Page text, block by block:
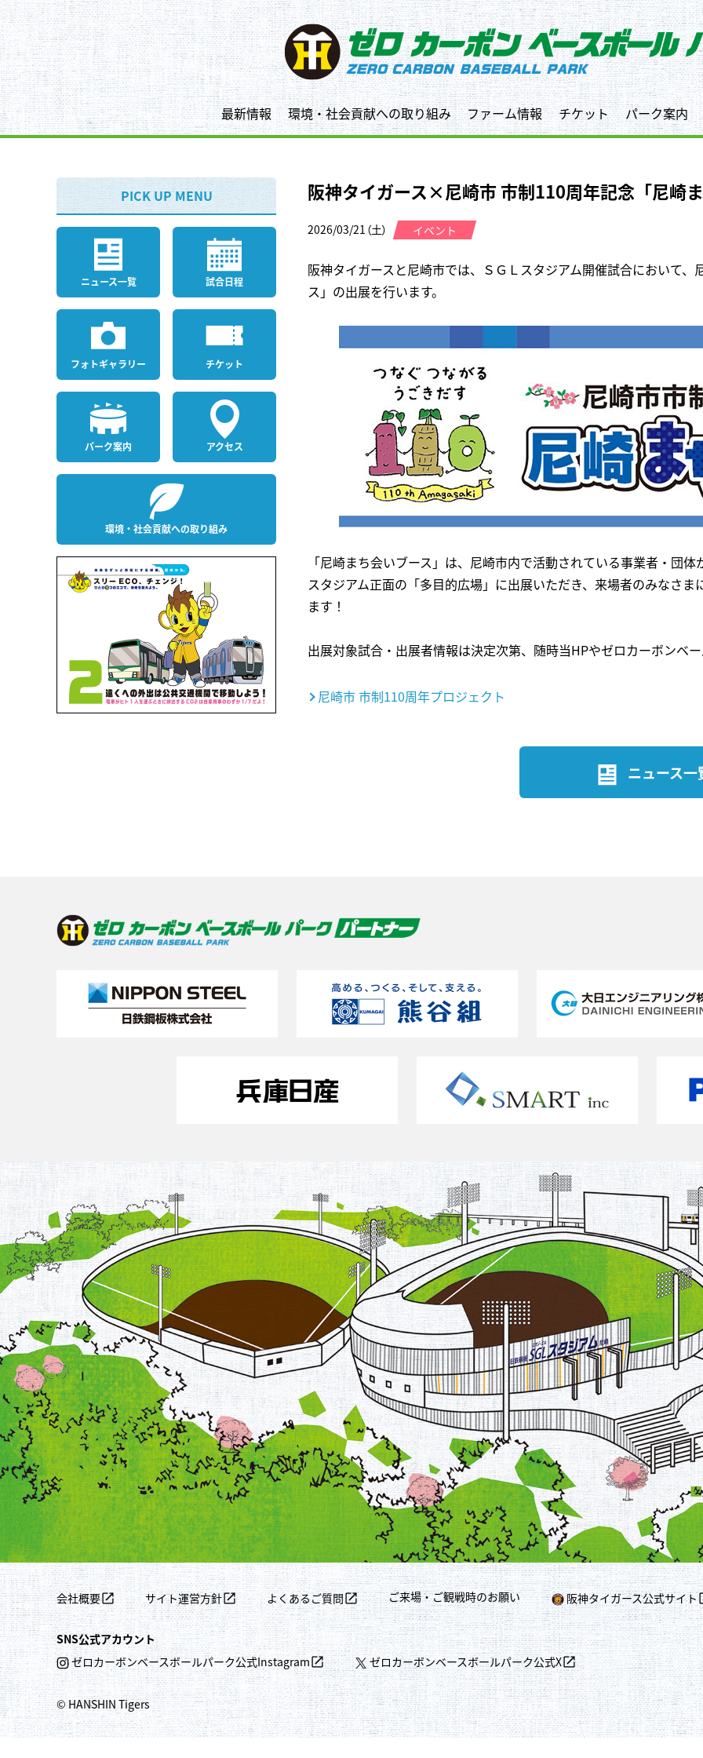
最新情報 環境・社会貢献への取り組み ファーム情報 チケット パーク案内
PICK UP MENU
ニュース一覧 試合日程
フォトギャラリー チケット
パーク案内 アクセス
環境・社会貢献への取り組み
阪神タイガース×尼崎市 市制110周年記念「尼崎
2026/03/21（土） イベント
阪神タイガースと尼崎市では、ＳＧＬスタジアム開催試合において
ス」の出展を行います。
「尼崎まち会いブース」は、尼崎市内で活動されている事業者・団
スタジアム正面の「多目的広場」に出展いただき、来場者のみなさ
ます！
出展対象試合・出展者情報は決定次第、随時当HPやゼロカーボンベ
尼崎市 市制110周年プロジェクト
ニュース一
会社概要 サイト運営方針 よくあるご質問 ご来場・ご観戦時のお願い 阪神タイガース公式サイト
SNS公式アカウント
ゼロカーボンベースボールパーク公式Instagram
ゼロカーボンベースボールパーク公式X
© HANSHIN Tigers